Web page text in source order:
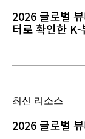
2026 글로벌
터로 확인한 K-
최신 리소스
2026 글로벌